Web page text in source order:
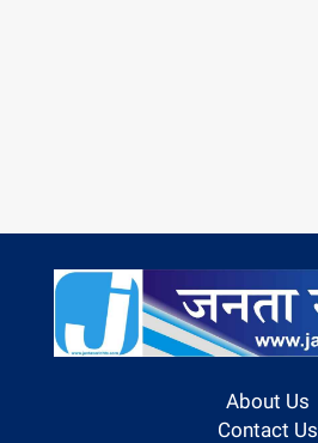
About Us
Contact Us